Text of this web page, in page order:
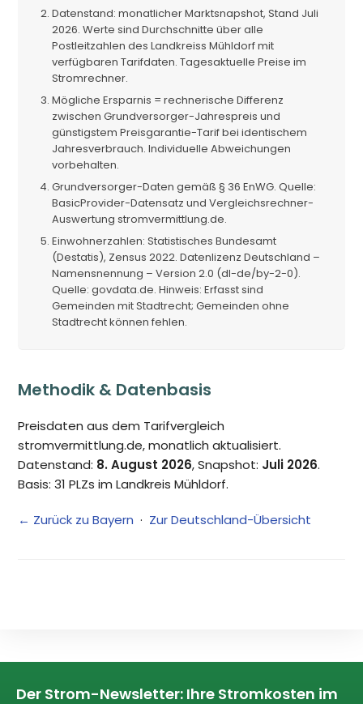
Datenstand: monatlicher Marktsnapshot, Stand Juli
2026. Werte sind Durchschnitte über alle
Postleitzahlen des Landkreiss Mühldorf mit
verfügbaren Tarifdaten. Tagesaktuelle Preise im
Stromrechner.
Mögliche Ersparnis = rechnerische Differenz
zwischen Grundversorger-Jahrespreis und
günstigstem Preisgarantie-Tarif bei identischem
Jahresverbrauch. Individuelle Abweichungen
vorbehalten.
Grundversorger-Daten gemäß § 36 EnWG. Quelle:
BasicProvider-Datensatz und Vergleichsrechner-
Auswertung stromvermittlung.de.
Einwohnerzahlen: Statistisches Bundesamt
(Destatis), Zensus 2022. Datenlizenz Deutschland –
Namensnennung – Version 2.0 (dl-de/by-2-0).
Quelle: govdata.de. Hinweis: Erfasst sind
Gemeinden mit Stadtrecht; Gemeinden ohne
Stadtrecht können fehlen.
Methodik & Datenbasis
Preisdaten aus dem Tarifvergleich
stromvermittlung.de, monatlich aktualisiert.
Datenstand: 8. August 2026, Snapshot: Juli 2026.
Basis: 31 PLZs im Landkreis Mühldorf.
← Zurück zu Bayern · Zur Deutschland-Übersicht
Der Strom-Newsletter: Ihre Stromkosten im